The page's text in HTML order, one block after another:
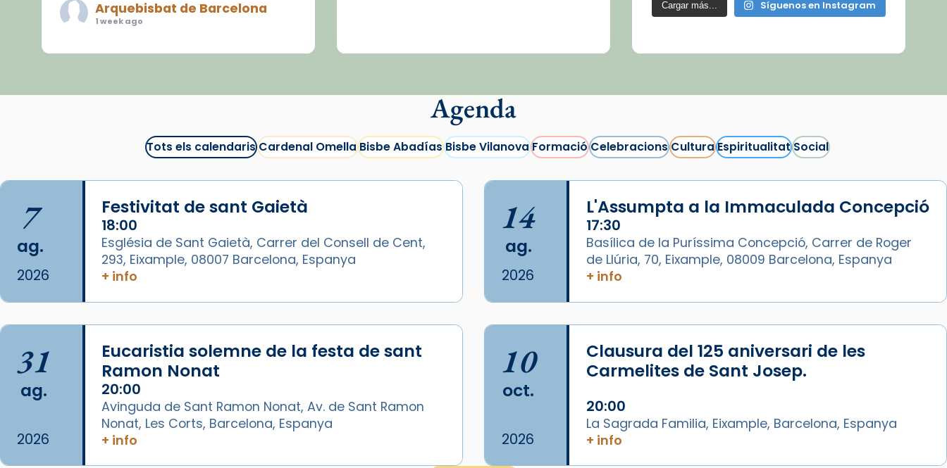
Arquebisbat de Barcelona
1 week ago
juliol la missa de Les Santes de
📸 J. Merino
Photo
View on Facebook · Share
Arquebisbat de Barcelonais at
Aquest dilluns, 27 de juliol, ha
tingut lloc la missa d’acció de
gràcies en agraïment al comitè
organitzador de la visita
apostòlica del Sant Pare Lleó XIV
a Barcelona, i als col·laboradors,
Cargar más... Síguenos en Instagram
Agenda
Tots els calendarisCardenal OmellaBisbe AbadíasBisbe VilanovaFormacióCelebracionsCulturaEspiritualitatSocial
7
ag.
2026
Festivitat de sant Gaietà
18:00
Església de Sant Gaietà, Carrer del Consell de Cent,
293, Eixample, 08007 Barcelona, Espanya
+ info
14
ag.
2026
L'Assumpta a la Immaculada Concepció
17:30
Basílica de la Puríssima Concepció, Carrer de Roger
de Llúria, 70, Eixample, 08009 Barcelona, Espanya
+ info
31
ag.
2026
Eucaristia solemne de la festa de sant
Ramon Nonat
20:00
Avinguda de Sant Ramon Nonat, Av. de Sant Ramon
Nonat, Les Corts, Barcelona, Espanya
+ info
10
oct.
2026
Clausura del 125 aniversari de les
Carmelites de Sant Josep.
20:00
La Sagrada Familia, Eixample, Barcelona, Espanya
+ info